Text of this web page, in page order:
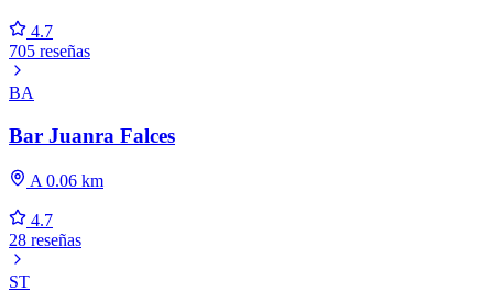
4.7
705 reseñas
BA
Bar Juanra Falces
A 0.06 km
4.7
28 reseñas
ST